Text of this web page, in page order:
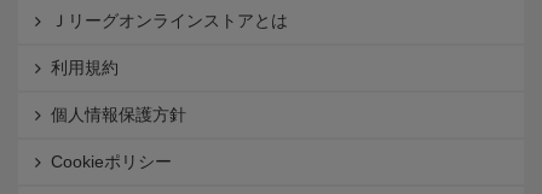
Ｊリーグオンラインストアとは
利用規約
個人情報保護方針
Cookieポリシー